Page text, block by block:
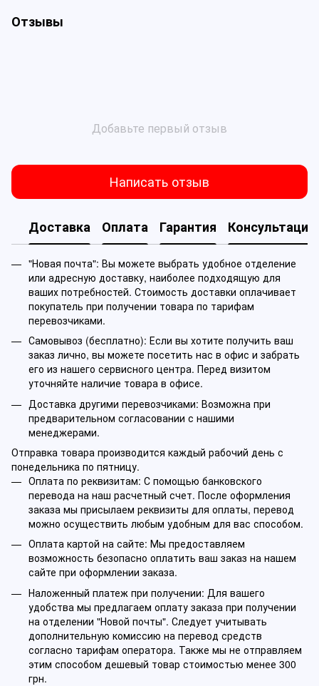
Отзывы
Добавьте первый отзыв
Написать отзыв
Доставка Оплата Гарантия Консультация
"Новая почта": Вы можете выбрать удобное отделение
или адресную доставку, наиболее подходящую для
ваших потребностей. Стоимость доставки оплачивает
покупатель при получении товара по тарифам
перевозчиками.
Самовывоз (бесплатно): Если вы хотите получить ваш
заказ лично, вы можете посетить нас в офис и забрать
его из нашего сервисного центра. Перед визитом
уточняйте наличие товара в офисе.
Доставка другими перевозчиками: Возможна при
предварительном согласовании с нашими
менеджерами.
Отправка товара производится каждый рабочий день с
понедельника по пятницу.
Оплата по реквизитам: С помощью банковского
перевода на наш расчетный счет. После оформления
заказа мы присылаем реквизиты для оплаты, перевод
можно осуществить любым удобным для вас способом.
Оплата картой на сайте: Мы предоставляем
возможность безопасно оплатить ваш заказ на нашем
сайте при оформлении заказа.
Наложенный платеж при получении: Для вашего
удобства мы предлагаем оплату заказа при получении
на отделении "Новой почты". Следует учитывать
дополнительную комиссию на перевод средств
согласно тарифам оператора. Также мы не отправляем
этим способом дешевый товар стоимостью менее 300
грн.